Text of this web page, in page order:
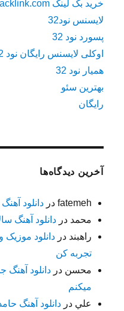
خرید بک لینک behtarinbacklink.com
لایسنس نود32
پسورد نود 32
اوکلی لایسنس رایگان نود 32
همیار نود 32
بهترین سئو
رایگان
آخرین دیدگاه‌ها
fatemeh دردانلود
محمد دردانلود آهنگ
راهبند دردانلود موزیک
تجربه کن
محسن دردانلود
میکنم
علي دردانلود آهنگ